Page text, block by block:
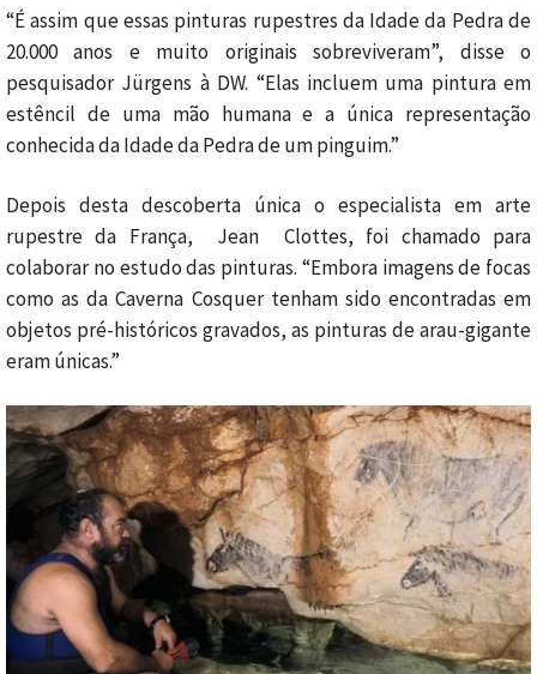
“É assim que essas pinturas rupestres da Idade da Pedra de
20.000 anos e muito originais sobreviveram”, disse o
pesquisador Jürgens à DW. “Elas incluem uma pintura em
estêncil de uma mão humana e a única representação
conhecida da Idade da Pedra de um pinguim.”
Depois desta descoberta única o especialista em arte
rupestre da França, Jean
Clottes, foi chamado para
colaborar no estudo das pinturas. “Embora imagens de focas
como as da Caverna Cosquer tenham sido encontradas em
objetos pré-históricos gravados, as pinturas de arau-gigante
eram únicas.”